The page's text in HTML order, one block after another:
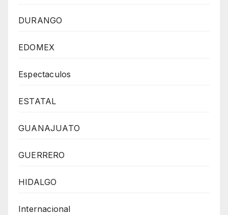
DURANGO
EDOMEX
Espectaculos
ESTATAL
GUANAJUATO
GUERRERO
HIDALGO
Internacional